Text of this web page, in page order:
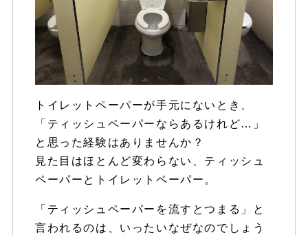
トイレットペーパーが手元にないとき、
「ティッシュペーパーならあるけれど…」
と思った経験はありませんか？
見た目はほとんど変わらない、ティッシュ
ペーパーとトイレットペーパー。
「ティッシュペーパーを流すとつまる」と
言われるのは、いったいなぜなのでしょう